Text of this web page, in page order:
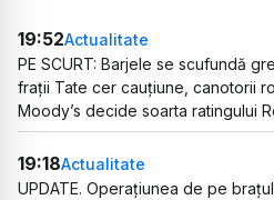
19:52Actualitate
PE SCURT: Barjele se scufundă
frații Tate cer cauțiune, canotorii
Moody’s decide soarta ratingului
19:18Actualitate
UPDATE. Operațiunea de pe